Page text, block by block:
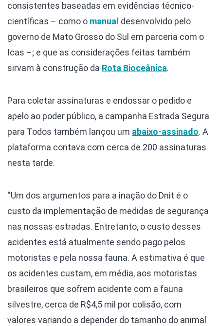
consistentes baseadas em evidências técnico-
científicas – como o manual desenvolvido pelo
governo de Mato Grosso do Sul em parceria com o
Icas –; e que as considerações feitas também
sirvam à construção da Rota Bioceânica.
Para coletar assinaturas e endossar o pedido e
apelo ao poder público, a campanha Estrada Segura
para Todos também lançou um abaixo-assinado. A
plataforma contava com cerca de 200 assinaturas
nesta tarde.
“Um dos argumentos para a inação do Dnit é o
custo da implementação de medidas de segurança
nas nossas estradas. Entretanto, o custo desses
acidentes está atualmente sendo pago pelos
motoristas e pela nossa fauna. A estimativa é que
os acidentes custam, em média, aos motoristas
brasileiros que sofrem acidente com a fauna
silvestre, cerca de R$4,5 mil por colisão, com
valores variando a depender do tamanho do animal